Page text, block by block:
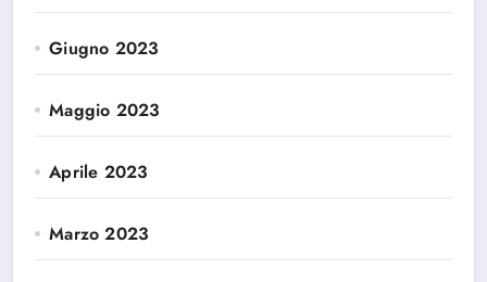
Giugno 2023
Maggio 2023
Aprile 2023
Marzo 2023